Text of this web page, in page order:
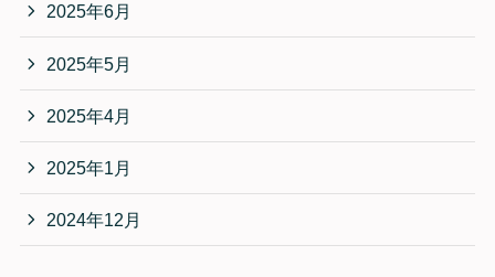
2025年6月
2025年5月
2025年4月
2025年1月
2024年12月